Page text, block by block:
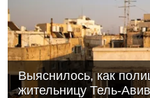
Выяснилось, как
жительницу Тель-